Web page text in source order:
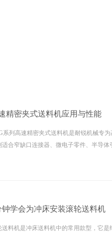
精密夹式送料机应用与性能
系列高速精密夹式送料机是耐锐机械专
适合窄缺口连接器、微电子零件、半导
钟学会为冲床安装滚轮送料机
送料机是冲床送料机中的常用款型，它